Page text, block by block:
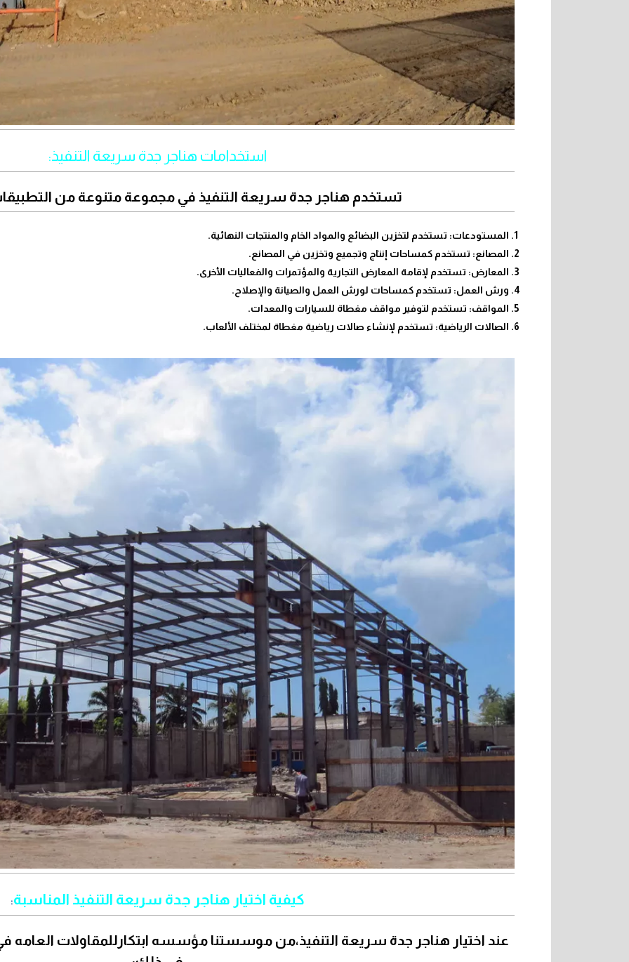
استخدامات هناجر جدة سريعة التنفيذ:
تستخدم هناجر جدة سريعة التنفيذ في مجموعة متنوعة من
المستودعات: تستخدم لتخزين البضائع والمواد الخام والمنتجات النهائية.
المصانع: تستخدم كمساحات إنتاج وتجميع وتخزين في المصانع.
المعارض: تستخدم لإقامة المعارض التجارية والمؤتمرات والفعاليات الأخرى.
ورش العمل: تستخدم كمساحات لورش العمل والصيانة والإصلاح.
المواقف: تستخدم لتوفير مواقف مغطاة للسيارات والمعدات.
الصالات الرياضية: تستخدم لإنشاء صالات رياضية مغطاة لمختلف الألعاب.
كيفية اختيار هناجر جدة سريعة التنفيذ المناسبة:
عند اختيار هناجر جدة سريعة التنفيذ،من موسستنا مؤسسه ابتكارللمقاولات العامه